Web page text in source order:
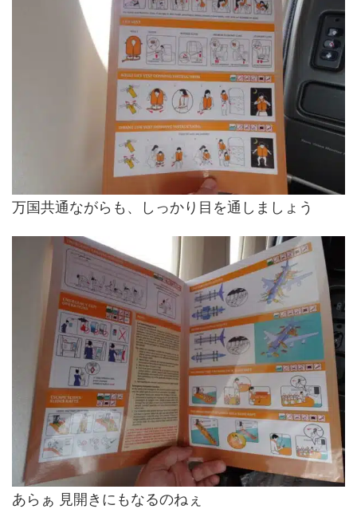
万国共通ながらも、しっかり目を通しましょう
あらぁ 見開きにもなるのねぇ